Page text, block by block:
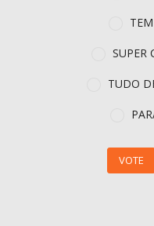
SUPER
TUDO
VOTE